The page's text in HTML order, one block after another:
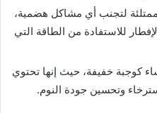
لتجنب أي مشاكل هضمية،
للاستفادة من الطاقة التي
كوجبة خفيفة، حيث إنها تحتوي
وتحسين جودة النوم.